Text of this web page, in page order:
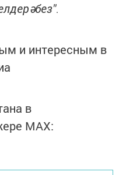
.
и интересным в
в
MАХ: